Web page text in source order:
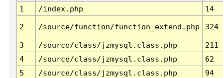
1
/index.php 14
2 /source/function/function_extend.php 324
3 /source/class/jzmysql.class.php
211
4
/source/class/jzmysql.class.php
62
5
/source/class/jzmysql.class.php
94